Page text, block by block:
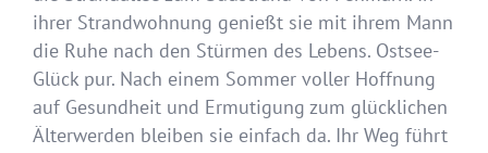
ihrer Strandwohnung genießt sie mit ihrem Mann
die Ruhe nach den Stürmen des Lebens. Ostsee-
Glück pur. Nach einem Sommer voller Hoffnung
auf Gesundheit und Ermutigung zum glücklichen
Älterwerden bleiben sie einfach da. Ihr Weg führt